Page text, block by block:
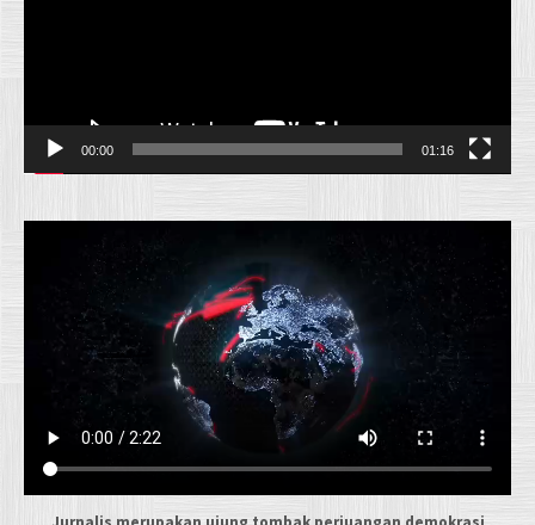
00:00 01:16